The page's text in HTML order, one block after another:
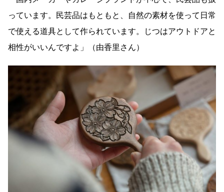
っています。民芸品はもともと、自然の素材を使って日常
で使える道具として作られています。じつはアウトドアと
相性がいいんですよ」（由香里さん）